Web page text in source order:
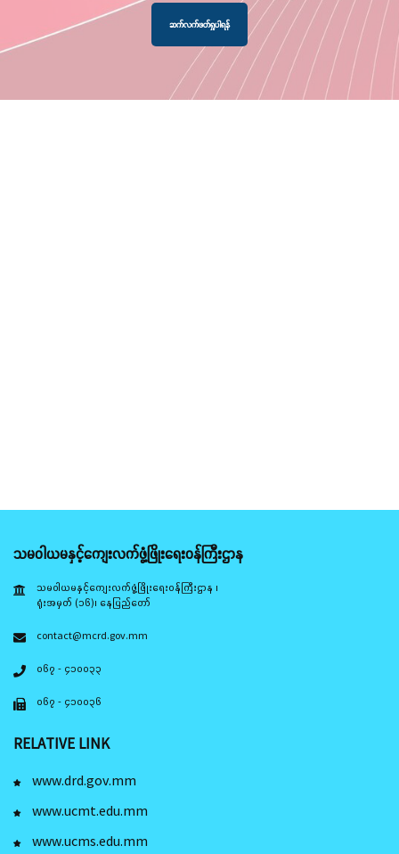
ဆက်လက်ဖတ်ရှုပါရန်
သမဝါယမနှင့်ကျေးလက်ဖွံ့ဖြိုးရေးဝန်ကြီးဌာန
သမဝါယမနှင့်ကျေးလက်ဖွံ့ဖြိုးရေးဝန်ကြီးဌာန ၊
ရုံးအမှတ် (၁၆)၊ နေပြည်တော်
contact@mcrd.gov.mm
၀၆၇ - ၄၁၀၀၃၃
၀၆၇ - ၄၁၀၀၃၆
RELATIVE LINK
www.drd.gov.mm
www.ucmt.edu.mm
www.ucms.edu.mm